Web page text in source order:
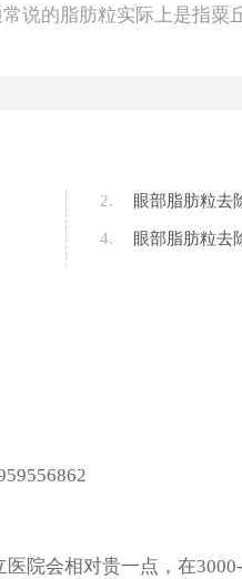
说的脂肪粒实际上是指粟
2. 眼部脂肪粒去
4. 眼部脂肪粒去
院会相对贵一点，在3000-